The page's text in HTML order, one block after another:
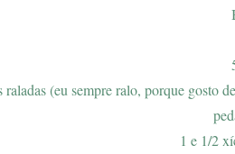
raladas (eu sempre ralo, porque gosto
1 e 1/2